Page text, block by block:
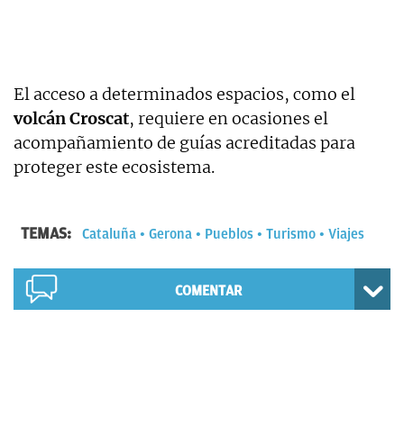
El acceso a determinados espacios, como el
volcán Croscat, requiere en ocasiones el
acompañamiento de guías acreditadas para
proteger este ecosistema.
TEMAS: Cataluña Gerona Pueblos Turismo Viajes
COMENTAR